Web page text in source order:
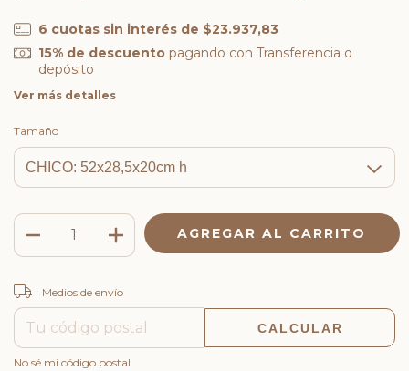
6 cuotas sin interés de $23.937,83
15% de descuentopagando con Transferencia o
depósito
Ver más detalles
Tamaño
Entregas para el CP:
Medios de envío
CALCULAR
No sé mi código postal